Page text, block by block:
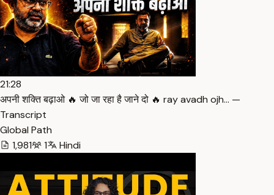
21:28
अपनी शक्ति बढ़ाओ 🔥 जो जा रहा है जाने दो 🔥 ray avadh ojh… —
Transcript
Global Path
1,981
1 Hindi